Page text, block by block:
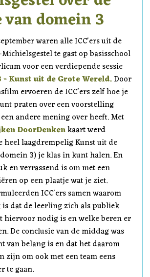
domein 3
waren alle ICC'ers uit de
te gast op basisschool
voor een verdiepende sessie
- Kunst uit de Grote Wereld.Door
ervoeren de ICC'ers zelf hoe je
praten over een voorstelling
andere mening over heeft. Met
DoorDenkenkaart werd
laagdrempelig Kunst uit de
3) je klas in kunt halen. En
en verrassend is om met een
op een plaatje wat je ziet.
ICC'ers samen waarom
is dat de leerling zich als publiek
hiervoor nodig is en welke beren er
De conclusie van de middag was
van belang is en dat het daarom
zijn om ook met een team eens
te gaan.